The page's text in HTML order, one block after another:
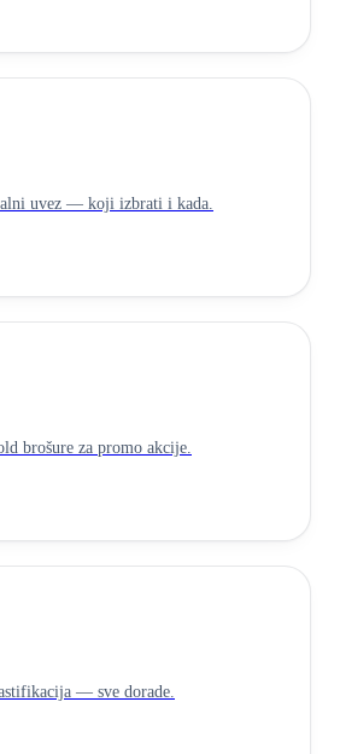
uvez — koji izbrati i kada.
brošure za promo akcije.
— sve dorade.